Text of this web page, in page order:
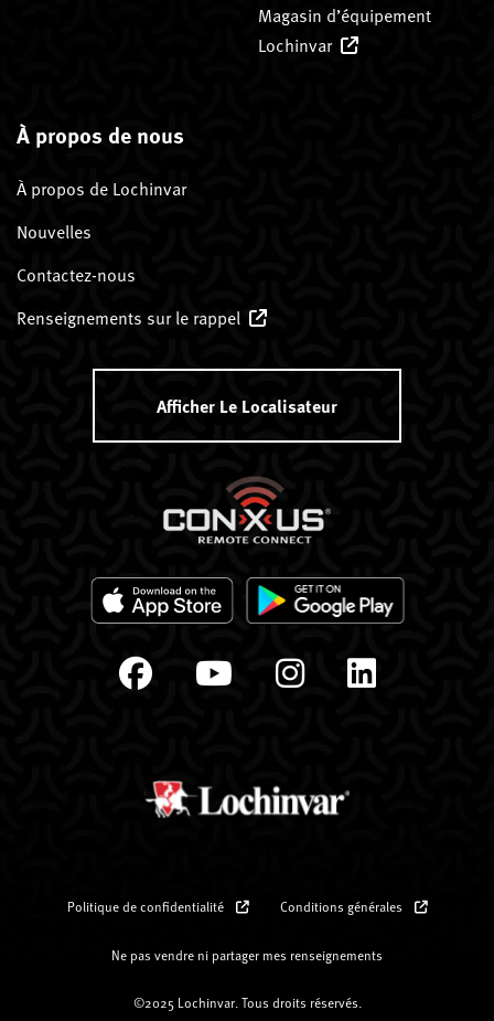
Magasin d’équipement
Lochinvar
À propos de nous
À propos de Lochinvar
Nouvelles
Contactez-nous
Renseignements sur le rappel
Afficher Le Localisateur
Politique de confidentialité Conditions générales
Ne pas vendre ni partager mes renseignements
©2025 Lochinvar. Tous droits réservés.